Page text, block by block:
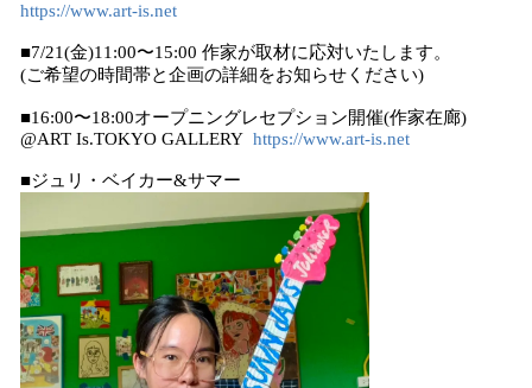
https://www.art-is.net
■7/21(金)11:00〜15:00 作家が取材に応対いたします。
(ご希望の時間帯と企画の詳細をお知らせください)
■16:00〜18:00オープニングレセプション開催(作家在廊)
@ART Is.TOKYO GALLERY https://www.art-is.net
■ジュリ・ベイカー&サマー